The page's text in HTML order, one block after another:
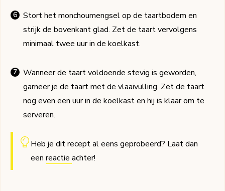
Stort het monchoumengsel op de taartbodem en
strijk de bovenkant glad. Zet de taart vervolgens
minimaal twee uur in de koelkast.
Wanneer de taart voldoende stevig is geworden,
garneer je de taart met de vlaaivulling. Zet de taart
nog even een uur in de koelkast en hij is klaar om te
serveren.
Heb je dit recept al eens geprobeerd? Laat dan
een reactie achter!